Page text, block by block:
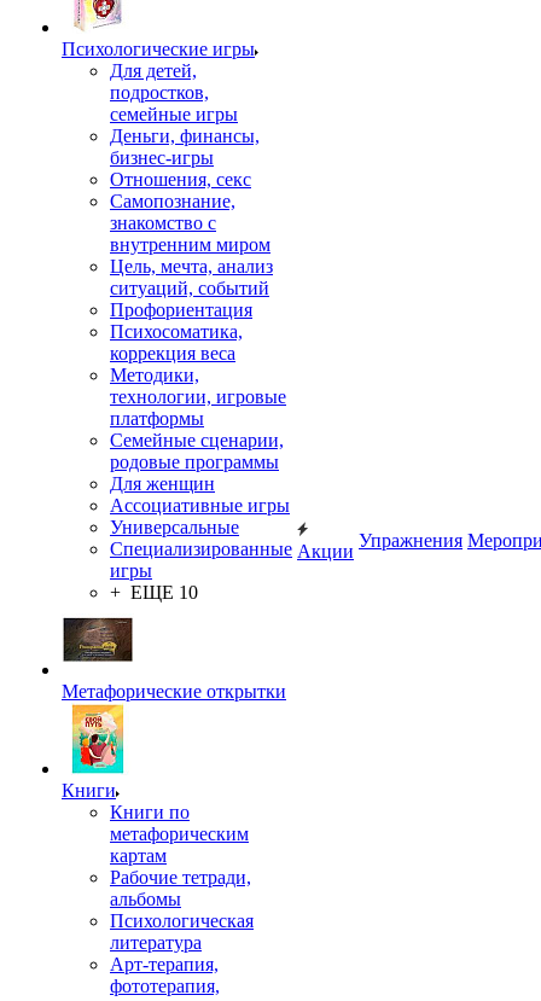
Психологические игры
Для детей,
подростков,
семейные игры
Деньги, финансы,
бизнес-игры
Отношения, секс
Самопознание,
знакомство с
внутренним миром
Цель, мечта, анализ
ситуаций, событий
Профориентация
Психосоматика,
коррекция веса
Методики,
технологии, игровые
платформы
Семейные сценарии,
родовые программы
Для женщин
Ассоциативные игры
Универсальные
Специализированные
игры
+ ЕЩЕ 10
Метафорические открытки
Книги
Книги по
метафорическим
картам
Рабочие тетради,
альбомы
Психологическая
литература
Арт-терапия,
фототерапия,
Акции
Упражнения